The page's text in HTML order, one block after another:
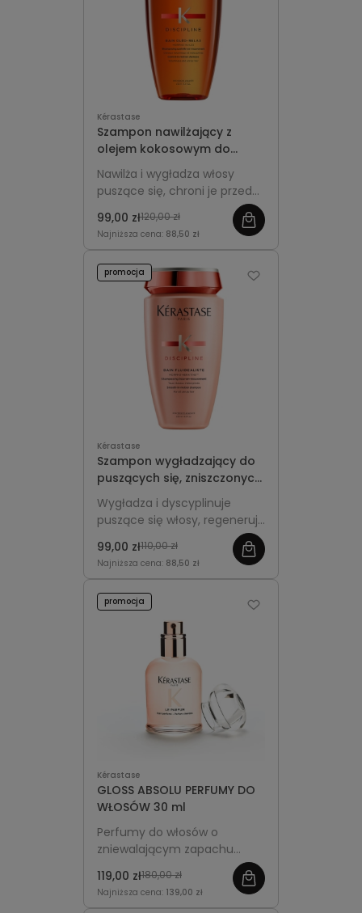
Kérastase
Szampon nawilżający z
olejem kokosowym do
włosów puszących się -
Kérastase Discipline Oléo-
Relax 250ml
Nawilża i wygładza włosy
puszące się, chroni je przed
wilgocią i puszeniem, nadaje
miękkość, blask i długotrwałą
kontrolę fryzury.
99,00 zł120,00 zł
Najniższa cena: 88,50 zł
Kérastase
Szampon wygładzający do
puszących się, zniszczonych
i uwrażliwionych włosów -
Kérastase Discipline Bain
Fluidealiste 250ml
Wygładza i dyscyplinuje
puszące się włosy, regeneruje
zniszczone i uwrażliwione
pasma, przywracając im
miękkość, elastyczność i
99,00 zł110,00 zł
Najniższa cena: 88,50 zł
promocja
Kérastase
GLOSS ABSOLU PERFUMY DO
WŁOSÓW 30 ml
Perfumy do włosów o
zniewalającym zapachu
Gloss Absolu - utrzymują się
przez cały dzień, otulając
włosy luksusową aurą. Nadają
119,00 zł180,00 zł
Najniższa cena: 139,00 zł
promocja